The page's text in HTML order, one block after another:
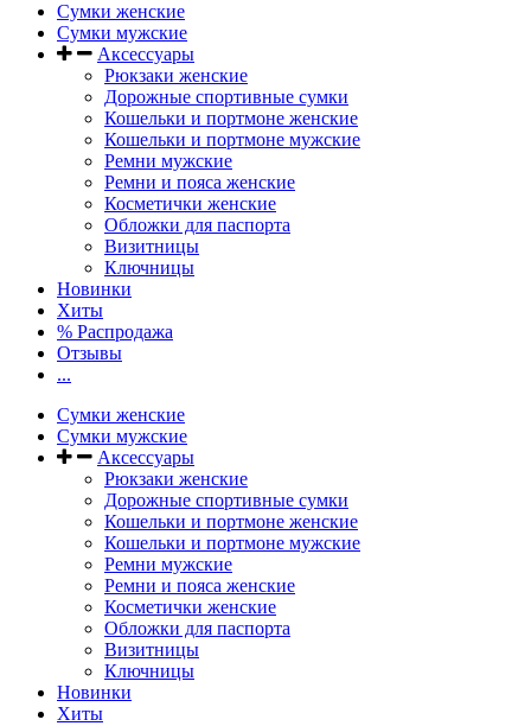
Сумки женские
Сумки мужские
Аксессуары
Рюкзаки женские
Дорожные спортивные сумки
Кошельки и портмоне женские
Кошельки и портмоне мужские
Ремни мужские
Ремни и пояса женские
Косметички женские
Обложки для паспорта
Визитницы
Ключницы
Новинки
Хиты
% Распродажа
Отзывы
...
Сумки женские
Сумки мужские
Аксессуары
Рюкзаки женские
Дорожные спортивные сумки
Кошельки и портмоне женские
Кошельки и портмоне мужские
Ремни мужские
Ремни и пояса женские
Косметички женские
Обложки для паспорта
Визитницы
Ключницы
Новинки
Хиты